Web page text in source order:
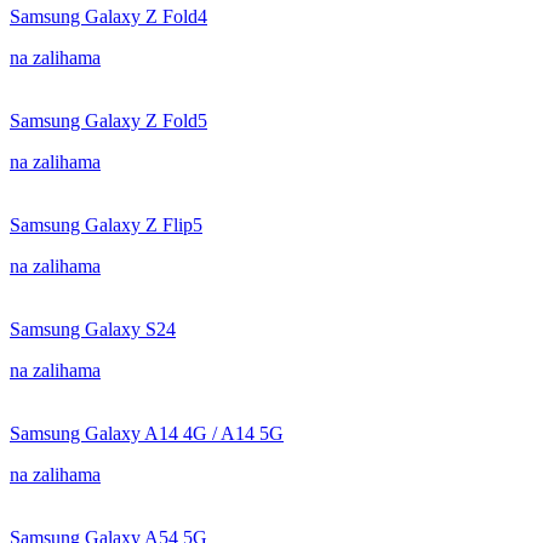
Samsung Galaxy Z Fold4
na zalihama
Samsung Galaxy Z Fold5
na zalihama
Samsung Galaxy Z Flip5
na zalihama
Samsung Galaxy S24
na zalihama
Samsung Galaxy A14 4G / A14 5G
na zalihama
Samsung Galaxy A54 5G